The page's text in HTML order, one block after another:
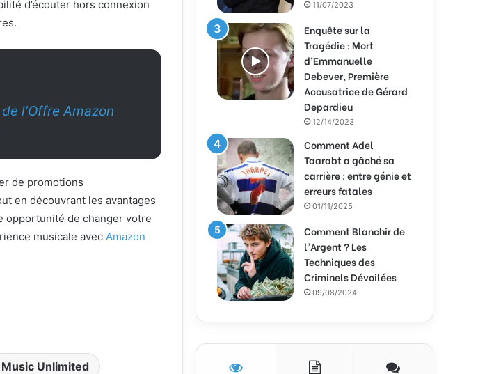
d’écouter hors connexion
l’Offre Amazon
de promotions
en découvrant les avantages
opportunité de changer votre
musicale avec Amazon
Unlimited
11/07/2023
Enquête sur la
Tragédie : Mort
d’Emmanuelle
Debever, Première
Accusatrice de Gérard
Depardieu
12/14/2023
Comment Adel
Taarabt a gâché sa
carrière : entre génie et
erreurs fatales
01/11/2025
Comment Blanchir de
l’Argent ? Les
Techniques des
Criminels Dévoilées
09/08/2024